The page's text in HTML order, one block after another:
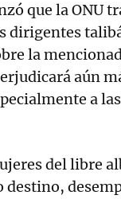
que la ONU
dirigentes
la
aún
a
del libre
destino,